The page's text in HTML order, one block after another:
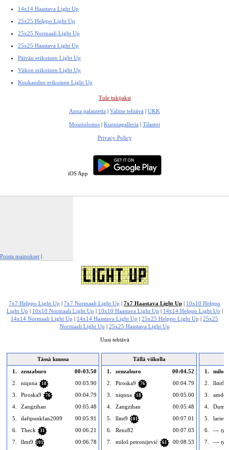
14x14 Haastava Light Up
25x25 Helppo Light Up
25x25 Normaali Light Up
25x25 Haastava Light Up
Päivän erikoinen Light Up
Viikon erikoinen Light Up
Kuukauden erikoinen Light Up
Tule tukijaksi
Anna palautetta | Valitse tehtävä | UKK
Monitulostus | Kunniagalleria | Tilastot
Privacy Policy
iOS App
Poista mainokset |
7x7 Helppo Light Up 7x7 Normaali Light Up 7x7 Haastava Light Up
10x10 Helppo
Light Up
10x10 Normaali Light Up 10x10 Haastava Light Up 14x14 Helppo Light Up
14x14 Normaali Light Up
14x14 Haastava Light Up 25x25 Helppo Light Up
25x25
Normaali Light Up
25x25 Haastava Light Up
Uusi tehtävä
Tässä kuussa
1.
zenzaburo
00:03.50
2.
niqnna 18
00:03.90
3.
Piroska9 76
00:04.79
4.
Zangzihan
00:05.48
5.
daftpunkfan2009
00:05.91
6.
Theck 31
00:06.21
7.
llmt9 101
00:06.78
Tällä viikolla
1.
zenzaburo
00:04.52
2.
Piroska9 76
00:04.79
3.
niqnna 18
00:05.00
4.
Zangzihan
00:05.48
5.
llmt9 101
00:07.01
6.
Renz82
00:07.03
7.
miloš petronijević 61
00:08.53
1.
miloš
2.
llmt9
3.
amdo1
4.
5.
laries
6.
---
7.
---